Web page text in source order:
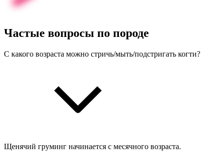
Частые вопросы по породе
С какого возраста можно стричь/мыть/подстригать когти?
Щенячий груминг начинается с месячного возраста.